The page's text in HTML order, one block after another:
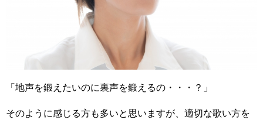
「地声を鍛えたいのに裏声を鍛えるの・・・？」
そのように感じる方も多いと思いますが、適切な歌い方を